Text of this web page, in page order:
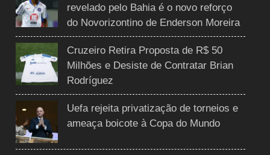
revelado pelo Bahia é o novo reforço
do Novorizontino de Enderson Moreira
Cruzeiro Retira Proposta de R$ 50
Milhões e Desiste de Contratar Brian
Rodríguez
Uefa rejeita privatização de torneios e
ameaça boicote à Copa do Mundo